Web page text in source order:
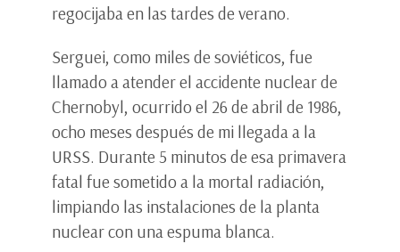
regocijaba en las tardes de verano.
Serguei, como miles de soviéticos, fue
llamado a atender el accidente nuclear de
Chernobyl, ocurrido el 26 de abril de 1986,
ocho meses después de mi llegada a la
URSS. Durante 5 minutos de esa primavera
fatal fue sometido a la mortal radiación,
limpiando las instalaciones de la planta
nuclear con una espuma blanca.